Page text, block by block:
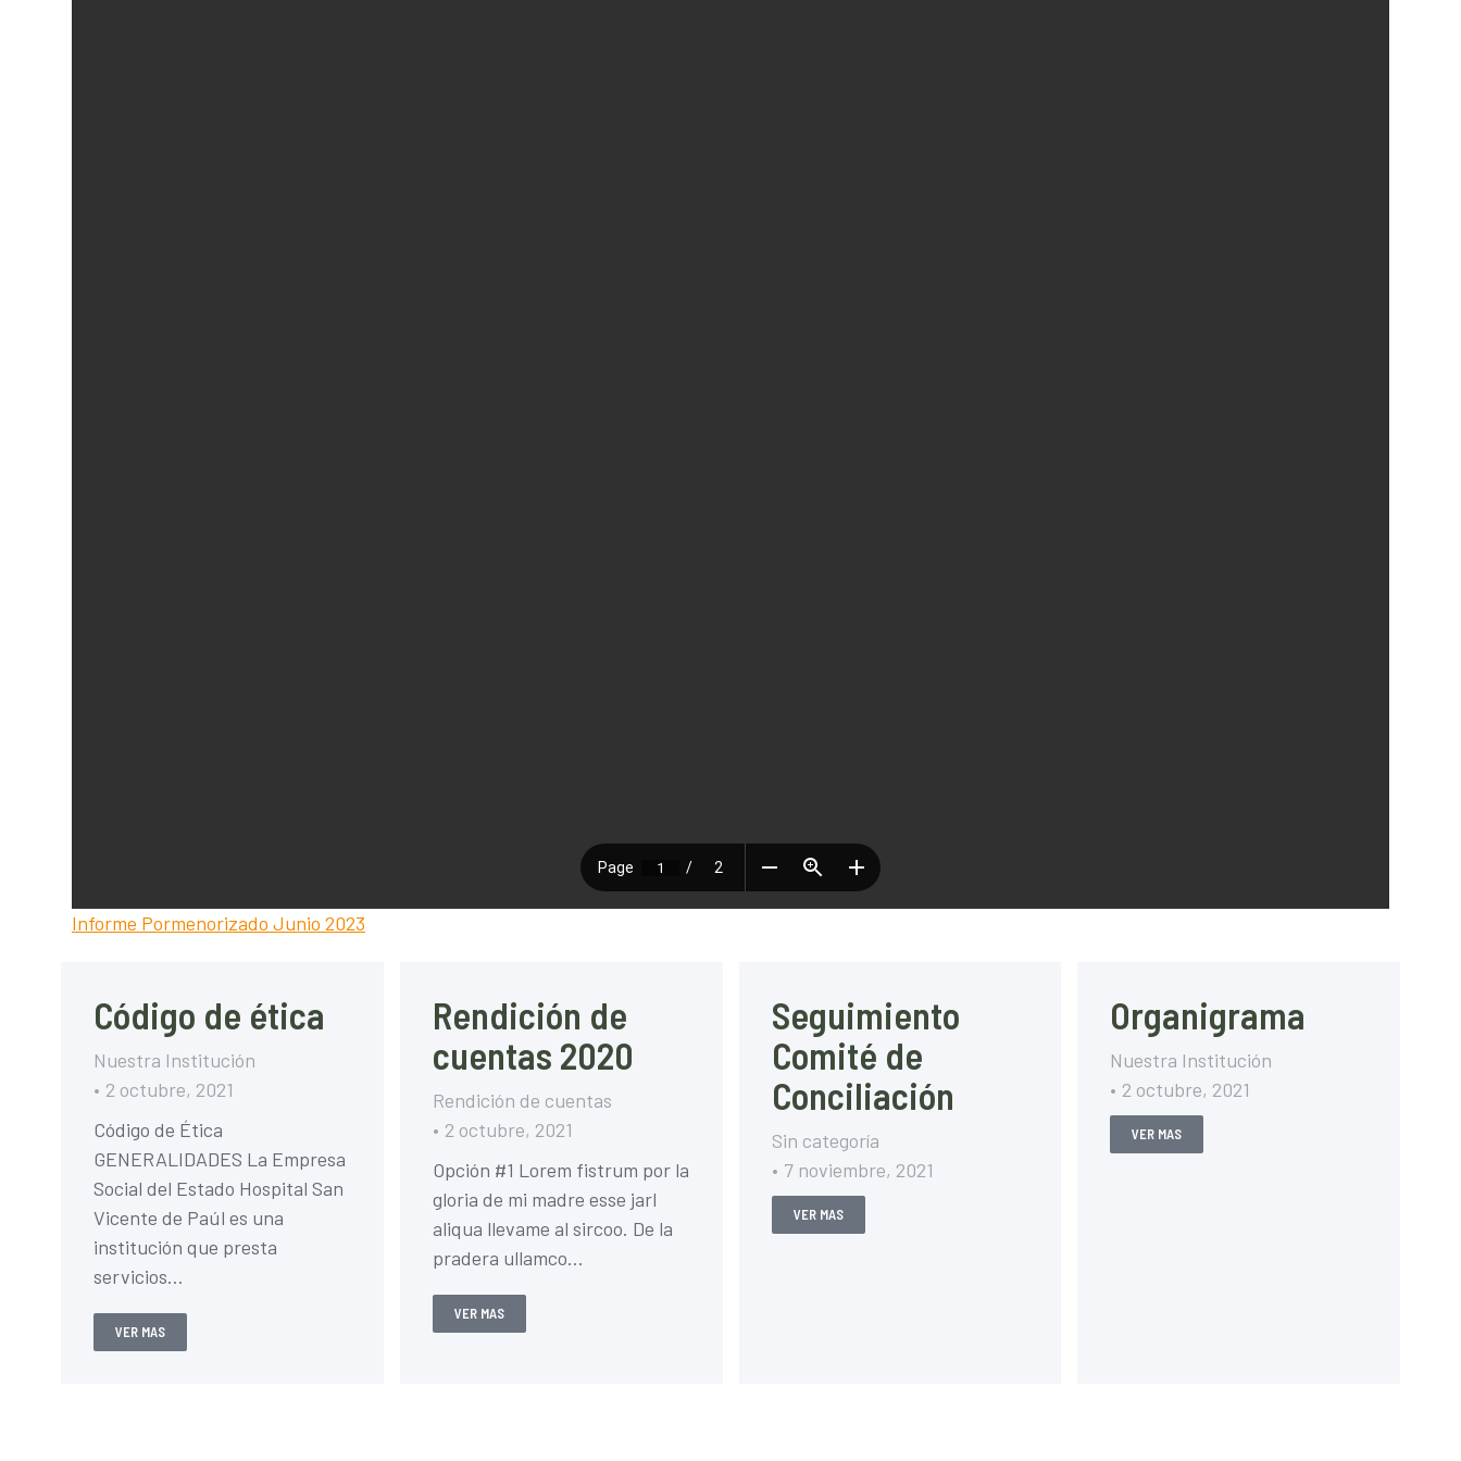
Informe Pormenorizado Junio 2023
Código de ética
Nuestra Institución
2 octubre, 2021
Código de Ética
GENERALIDADES La Empresa
Social del Estado Hospital San
Vicente de Paúl es una
institución que presta
servicios…
VER MAS
Rendición de
cuentas 2020
Rendición de cuentas
2 octubre, 2021
Opción #1 Lorem fistrum por la
gloria de mi madre esse jarl
aliqua llevame al sircoo. De la
pradera ullamco…
VER MAS
Seguimiento
Comité de
Conciliación
Sin categoría
7 noviembre, 2021
VER MAS
Organigrama
Nuestra Institución
2 octubre, 2021
VER MAS